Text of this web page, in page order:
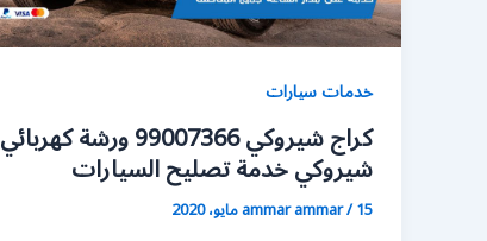
خدمات سيارات
كراج شيروكي 99007366 ورشة كهربائي
شيروكي خدمة تصليح السيارات
ammar ammar/15 مايو، 2020